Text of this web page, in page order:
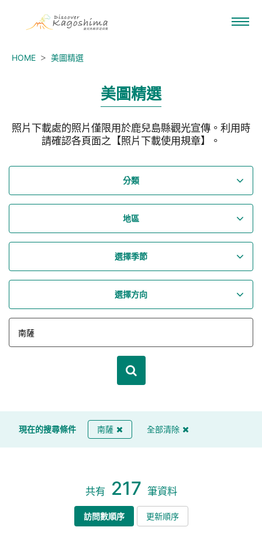
HOME 美圖精選
美圖精選
照片下載處的照片僅限用於鹿兒島縣觀光宣傳。利用時
請確認各頁面之【照片下載使用規章】。
分類
地區
選擇季節
選擇方向
現在的搜尋條件 南薩 全部清除
共有 217 筆資料
訪問數順序 更新順序